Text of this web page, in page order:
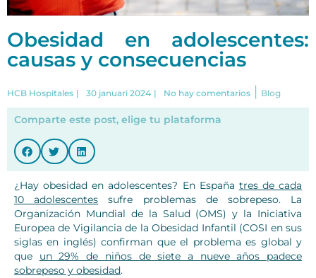
Obesidad en adolescentes:
causas y consecuencias
HCB Hospitales | 30 januari 2024 | No hay comentarios Blog
Comparte este post, elige tu plataforma
¿Hay obesidad en adolescentes? En España tres de cada
10 adolescentes sufre problemas de sobrepeso. La
Organización Mundial de la Salud (OMS) y la Iniciativa
Europea de Vigilancia de la Obesidad Infantil (COSI en sus
siglas en inglés) confirman que el problema es global y
que un 29% de niños de siete a nueve años padece
sobrepeso y obesidad.